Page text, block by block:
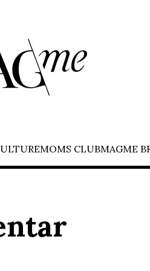
MOMS CLUBMAGME